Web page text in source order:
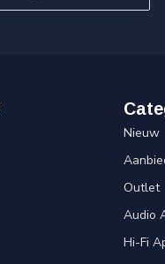
Nieuw
Outlet
Audio
Hi-Fi